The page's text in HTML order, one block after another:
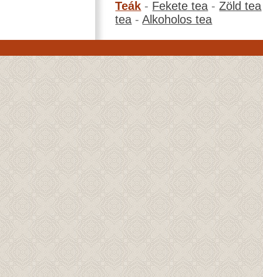
Teák - Fekete tea -Zöld tea
tea -Alkoholos tea